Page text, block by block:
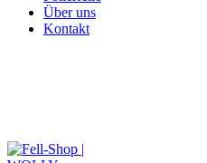
Über uns
Kontakt